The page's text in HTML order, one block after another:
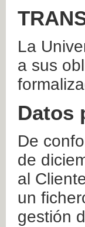
La
a sus
Datos
De
de
al
un
gestión